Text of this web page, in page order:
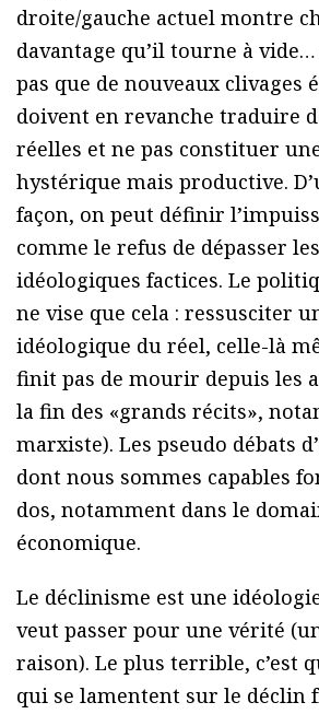
droite/gauche actuel montre
davantage qu’il tourne à vide…
pas que de nouveaux clivages
doivent en revanche traduire
réelles et ne pas constituer
hystérique mais productive.
façon, on peut définir
comme le refus de dépasser
idéologiques factices. Le
ne vise que cela : ressusciter
idéologique du réel, celle-là
finit pas de mourir depuis les
la fin des «grands récits»,
marxiste). Les pseudo débats
dont nous sommes capables
dos, notamment dans le
économique.
Le déclinisme est une
veut passer pour une vérité
raison). Le plus terrible, c’est
qui se lamentent sur le déclin